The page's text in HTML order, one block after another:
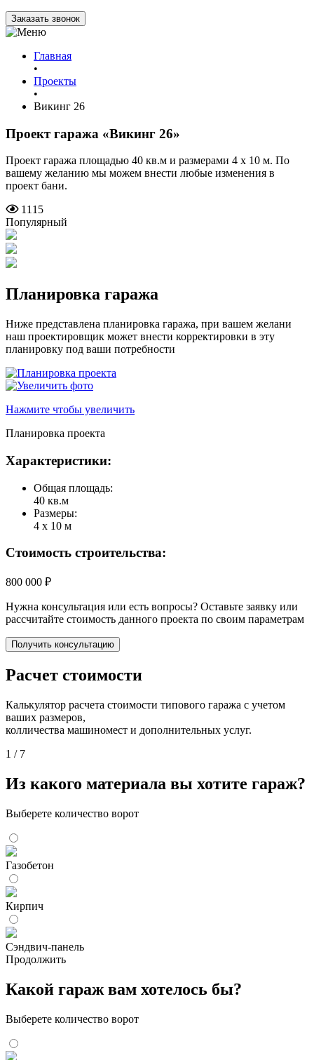
Заказать звонок
Главная
•
Проекты
•
Викинг 26
Проект гаража «Викинг 26»
Проект гаража площадью 40 кв.м и размерами 4 х 10 м. По
вашему желанию мы можем внести любые изменения в
проект бани.
1115
Популярный
Планировка гаража
Ниже представлена планировка гаража, при вашем желани
наш проектировщик может внести корректировки в эту
планировку под ваши потребности
Нажмите чтобы увеличить
Планировка проекта
Характеристики:
Общая площадь:
40 кв.м
Размеры:
4 х 10 м
Стоимость строительства:
800 000 ₽
Нужна консультация или есть вопросы? Оставьте заявку или
рассчитайте стоимость данного проекта по своим параметрам
Получить консультацию
Расчет стоимости
Калькулятор расчета стоимости типового гаража с учетом
ваших размеров,
колличества машиномест и дополнительных услуг.
1 / 7
Из какого материала вы хотите гараж?
Выберете количество ворот
Газобетон
Кирпич
Сэндвич-панель
Продолжить
Какой гараж вам хотелось бы?
Выберете количество ворот